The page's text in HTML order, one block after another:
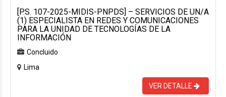
[P.S. 107-2025-MIDIS-PNPDS] – SERVICIOS DE UN/A
(1) ESPECIALISTA EN REDES Y COMUNICACIONES
PARA LA UNIDAD DE TECNOLOGÍAS DE LA
INFORMACIÓN
Concluido
Lima
VER DETALLE